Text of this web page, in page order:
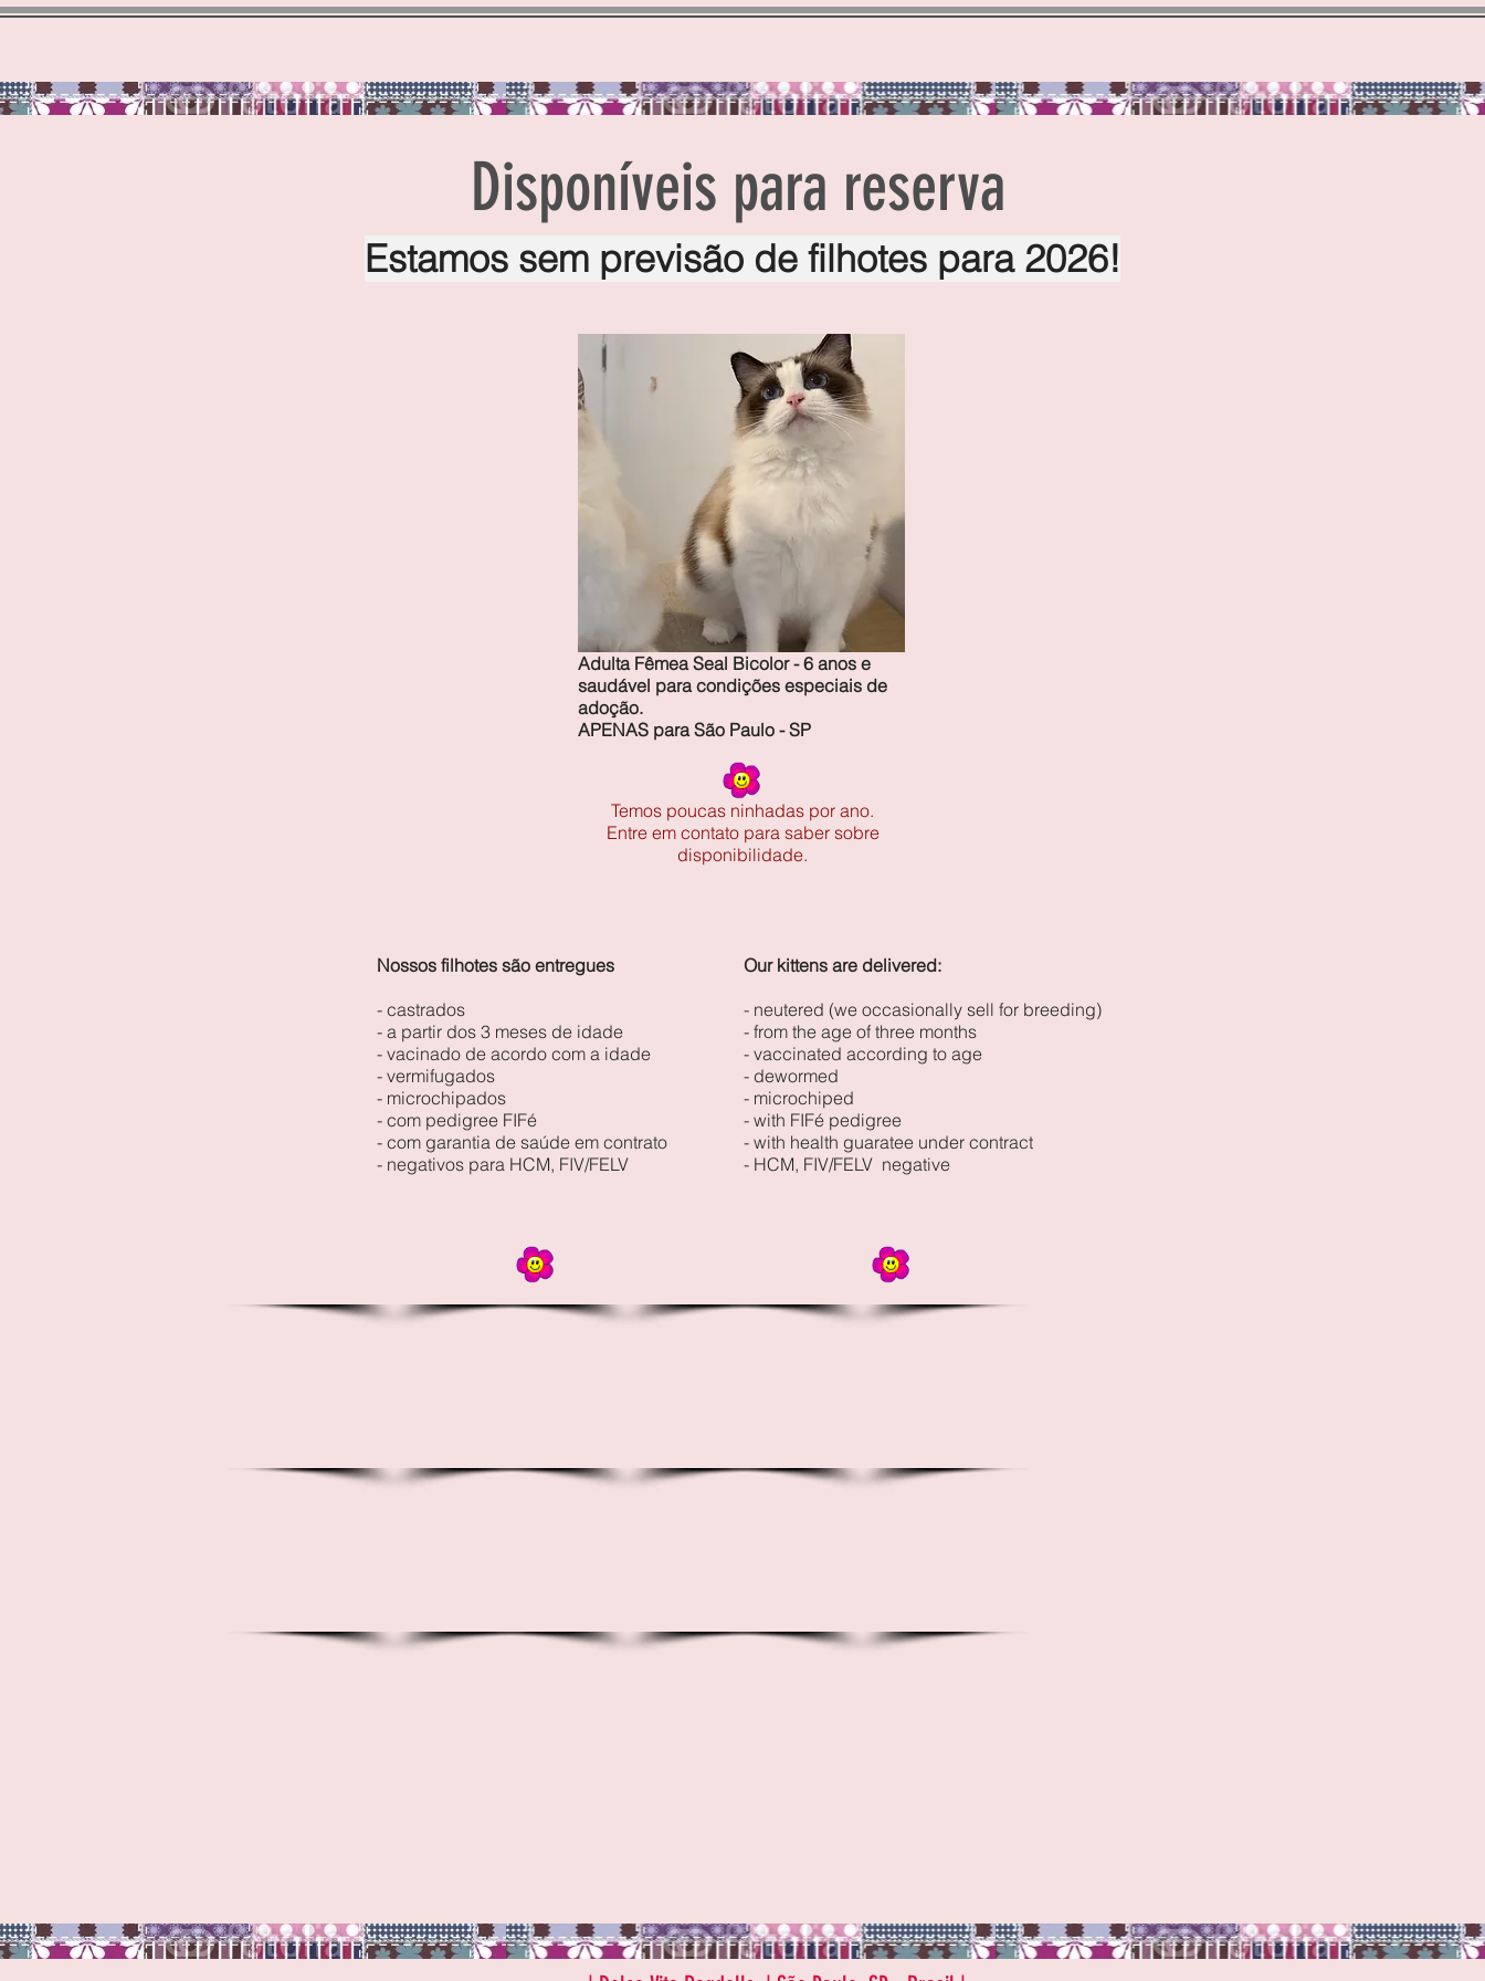
Disponíveis para reserva
Estamos sem previsão de filhotes para 2026!
Adulta Fêmea Seal Bicolor - 6 anos e
saudável para condições especiais de
adoção.
​APENAS para São Paulo - SP
Temos poucas ninhadas por ano.
Entre em contato para saber sobre
disponibilidade.
Nossos filhotes são entregues
- castrados
- a partir dos 3 meses de idade
- vacinado de acordo com a idade
- vermifugados
- microchipados
- com pedigree FIFé
- com garantia de saúde em contrato
- negativos para HCM, FIV/FELV
Our kittens are delivered:
- neutered (we occasionally sell for breeding)
- from the age of three months
- vaccinated according to age
- dewormed
- microchiped
- with FIFé pedigree
- with health guaratee under contract
- HCM, FIV/FELV negative